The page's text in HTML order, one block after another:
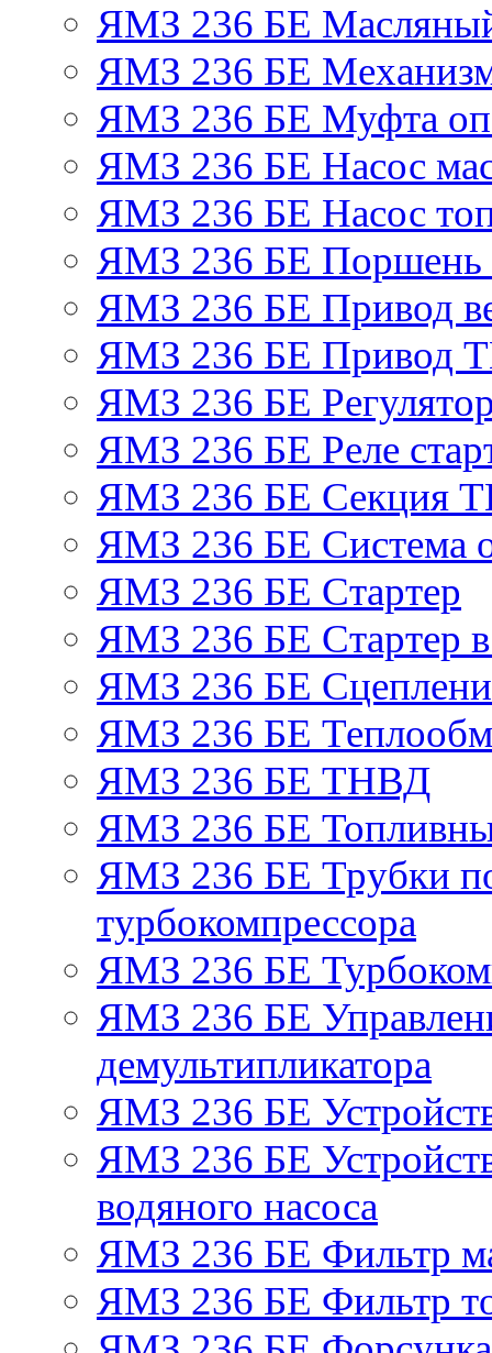
ЯМЗ 236 БЕ Масляный
ЯМЗ 236 БЕ Механизм
ЯМЗ 236 БЕ Муфта
ЯМЗ 236 БЕ Насос
ЯМЗ 236 БЕ Насос
ЯМЗ 236 БЕ Поршень
ЯМЗ 236 БЕ Привод
ЯМЗ 236 БЕ Привод
ЯМЗ 236 БЕ
ЯМЗ 236 БЕ Реле
ЯМЗ 236 БЕ Секция
ЯМЗ 236 БЕ Система
ЯМЗ 236 БЕ Стартер
ЯМЗ 236 БЕ Стартер в
ЯМЗ 236 БЕ
ЯМЗ 236 БЕ
ЯМЗ 236 БЕ ТНВД
ЯМЗ 236 БЕ
ЯМЗ 236 БЕ Трубки
турбокомпрессора
ЯМЗ 236 БЕ
ЯМЗ 236 БЕ
демультипликатора
ЯМЗ 236 БЕ
ЯМЗ 236 БЕ
водяного насоса
ЯМЗ 236 БЕ Фильтр
ЯМЗ 236 БЕ Фильтр